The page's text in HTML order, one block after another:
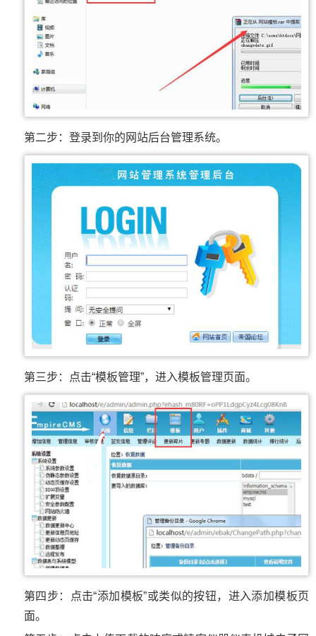
第二步：登录到你的网站后台管理系统。
第三步：点击“模板管理”，进入模板管理页面。
第四步：点击“添加模板”或类似的按钮，进入添加模板页
面。